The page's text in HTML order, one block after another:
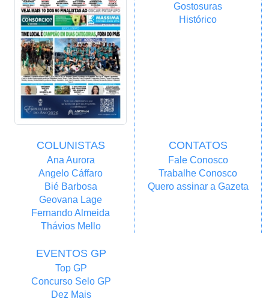
Gostosuras
Histórico
COLUNISTAS
Ana Aurora
Angelo Cáffaro
Bié Barbosa
Geovana Lage
Fernando Almeida
Thávios Mello
CONTATOS
Fale Conosco
Trabalhe Conosco
Quero assinar a Gazeta
EVENTOS GP
Top GP
Concurso Selo GP
Dez Mais